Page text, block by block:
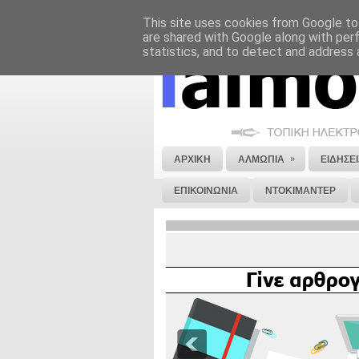
ΝΟΜΙΚΗ ΣΗΜΕΙΩΣΗ ΔΙΑΦΗΜΙΣΗ
ΑΡΧΙΚΗ ΑΛΜΩΠΙΑ »
ΕΠΙΚΟΙΝΩΝΙΑ ΝΤΟΚΙΜΑΝΤΕΡ
This site uses cookies from Google
are shared with Google along with
statistics, and to detect and address